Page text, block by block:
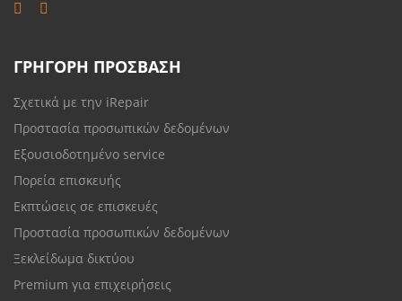
ΓΡΗΓΟΡΗ ΠΡΟΣΒΑΣΗ
Σχετικά με την iRepair
Προστασία προσωπικών δεδομένων
Εξουσιοδοτημένο service
Πορεία επισκευής
Εκπτώσεις σε επισκευές
Προστασία προσωπικών δεδομένων
Ξεκλείδωμα δικτύου
Premium για επιχειρήσεις